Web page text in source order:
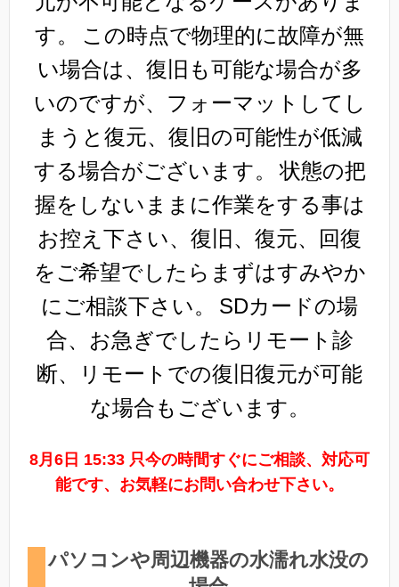
す。
この時点で物理的に故障が無
い場合は、復旧も可能な場合が多
いのですが、フォーマットしてし
まうと復元、復旧の可能性が低減
する場合がございます。
状態の把
握をしないままに作業をする事は
お控え下さい、復旧、復元、回復
をご希望でしたらまずはすみやか
にご相談下さい。
SDカードの場
合、お急ぎでしたらリモート診
断、リモートでの復旧復元が可能
な場合もございます。
8月6日 15:33 只今の時間すぐにご相談、対応可
能です、お気軽にお問い合わせ下さい。
パソコンや周辺機器の水濡れ水没の